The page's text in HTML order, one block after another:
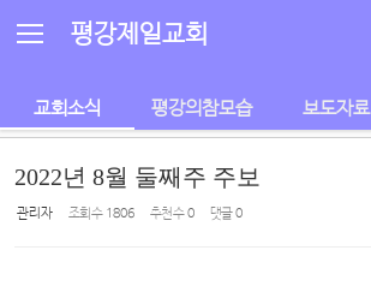
평강제일교회
교회소식 평강의참모습 보도자료
2022년 8월 둘째주 주보
관리자 조회 수 1806 추천 수0 댓글0